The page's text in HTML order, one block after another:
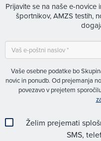
Prijavite se na naše e-
športnikov, AMZS testih,
Vaše osebne podatke bo
novic in ponudb. Od prejemanja
povezavo v prejetem
Želim prejemati
SMS,